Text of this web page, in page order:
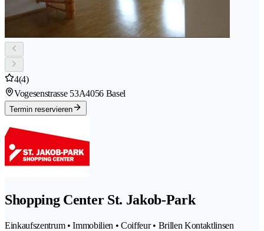
4(4)
Vogesenstrasse 53A4056 Basel
Termin reservieren
Shopping Center St. Jakob-Park
Einkaufszentrum • Immobilien • Coiffeur • Brillen Kontaktlinsen